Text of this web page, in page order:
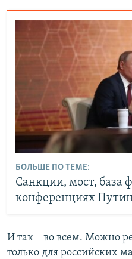
БОЛЬШЕ ПО ТЕМЕ:
Санкции, мост, база
конференциях
И так – во всем. Можно
только для российских